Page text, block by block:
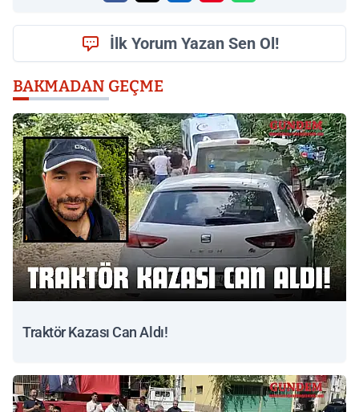
İlk Yorum Yazan Sen Ol!
BAKMADAN GEÇME
Traktör Kazası Can Aldı!